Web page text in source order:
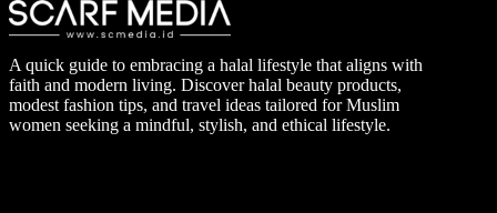
A quick guide to embracing a halal lifestyle that aligns with
faith and modern living. Discover halal beauty products,
modest fashion tips, and travel ideas tailored for Muslim
women seeking a mindful, stylish, and ethical lifestyle.